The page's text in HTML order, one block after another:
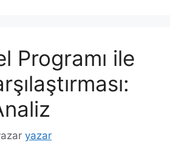
Programı ile
yazar